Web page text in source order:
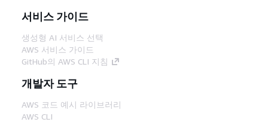
서비스 가이드
생성형 AI 서비스 선택
AWS 서비스 가이드
GitHub의 AWS CLI 지침
개발자 도구
AWS 코드 예시 라이브러리
AWS CLI